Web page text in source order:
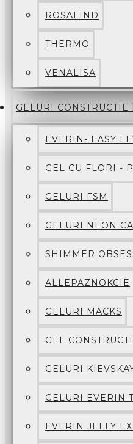
ROSALIND
THERMO
VENALISA
GELURI CONSTRUCTIE
EVERIN- EASY
GEL CU FLORI -
GELURI FSM
GELURI NEON
SHIMMER
ALLEPAZNOKCIE
GELURI MACKS
GEL
GELURI
GELURI EVERIN
EVERIN JELLY